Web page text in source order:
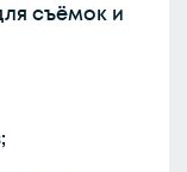
съёмок и